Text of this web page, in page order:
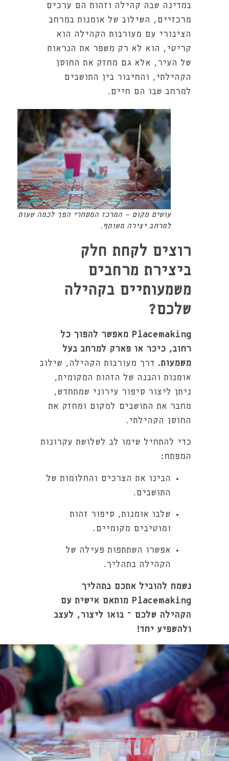
במדינה שבה קהילה וזהות הם ערכים
מרכזיים, השילוב של אומנות במרחב
הציבורי עם מעורבות הקהילה הוא
קריטי, הוא לא רק משפר את הנראות
של העיר, אלא גם מחזק את החוסן
הקהילתי, והחיבור בין התושבים
למרחב שבו הם חיים.
עושים מקום - המרכז המסחרי הפך לכמה שעות
למרחב יצירה משותף.
רוצים לקחת חלק
ביצירת מרחבים
משמעותיים בקהילה
שלכם?
Placemaking מאפשר להפוך כל
רחוב, כיכר או פארק למרחב בעל
משמעות. דרך מעורבות הקהילה, שילוב
אומנות והבנה של הזהות המקומית,
ניתן ליצור סיפור עירוני שמתחדש,
מחבר את התושבים למקום ומחזק את
החוסן הקהילתי.
כדי להתחיל שימו לב לשלושת עקרונות
המפתח:
הבינו את הצרכים והחלומות של
התושבים.
שלבו אומנות, סיפור זהות
ומוטיבים מקומיים.
אפשרו השתתפות פעילה של
הקהילה בתהליך.
נשמח להוביל אתכם בתהליך
Placemaking מותאם אישית עם
הקהילה שלכם – בואו ליצור, לעצב
ולהשפיע יחד!